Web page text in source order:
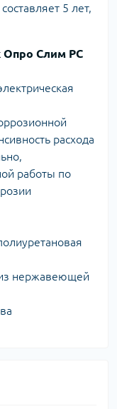
5 лет,
Опро Слим PC
расхода
работы по
нержавеющей